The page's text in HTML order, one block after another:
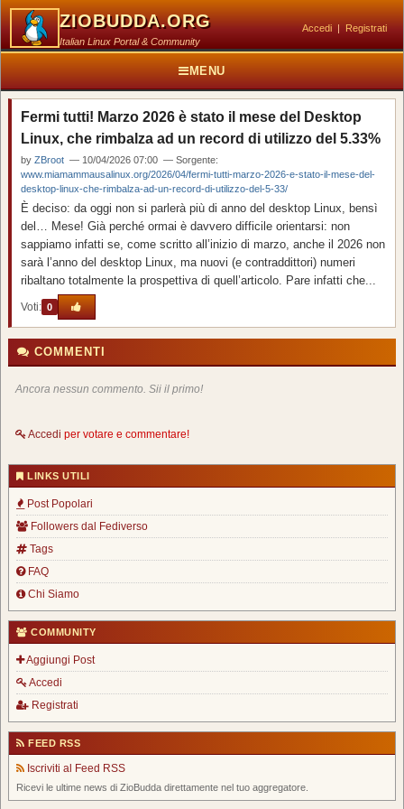
ZIOBUDDA.ORG
Italian Linux Portal & Community
Accedi | Registrati
MENU
Fermi tutti! Marzo 2026 è stato il mese del Desktop
Linux, che rimbalza ad un record di utilizzo del 5.33%
by ZBroot — 10/04/2026 07:00 — Sorgente:
www.miamammausalinux.org/2026/04/fermi-tutti-marzo-2026-e-stato-il-mese-del-
desktop-linux-che-rimbalza-ad-un-record-di-utilizzo-del-5-33/
È deciso: da oggi non si parlerà più di anno del desktop Linux, bensì
del… Mese! Già perché ormai è davvero difficile orientarsi: non
sappiamo infatti se, come scritto all’inizio di marzo, anche il 2026 non
sarà l’anno del desktop Linux, ma nuovi (e contraddittori) numeri
ribaltano totalmente la prospettiva di quell’articolo. Pare infatti che...
Voti: 0
COMMENTI
Ancora nessun commento. Sii il primo!
Accedi per votare e commentare!
LINKS UTILI
Post Popolari
Followers dal Fediverso
Tags
FAQ
Chi Siamo
COMMUNITY
Aggiungi Post
Accedi
Registrati
FEED RSS
Iscriviti al Feed RSS
Ricevi le ultime news di ZioBudda direttamente nel tuo aggregatore.